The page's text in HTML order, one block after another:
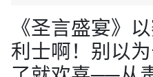
《圣言盛宴》
利士啊！别以